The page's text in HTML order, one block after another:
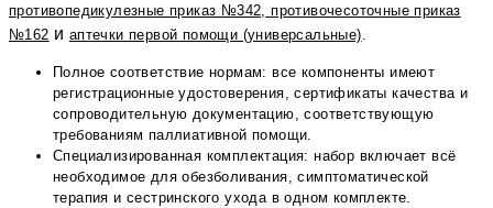
противопедикулезные приказ №342, противочесоточные приказ
№162 и аптечки первой помощи (универсальные)
Полное соответствие нормам: все компоненты имеют
регистрационные удостоверения, сертификаты качества и
сопроводительную документацию, соответствующую
требованиям паллиативной помощи.
Специализированная комплектация: набор включает всё
необходимое для обезболивания, симптоматической
терапия и сестринского ухода в одном комплекте.